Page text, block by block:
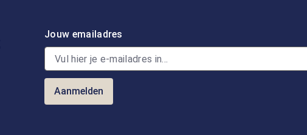
Jouw emailadres
Aanmelden